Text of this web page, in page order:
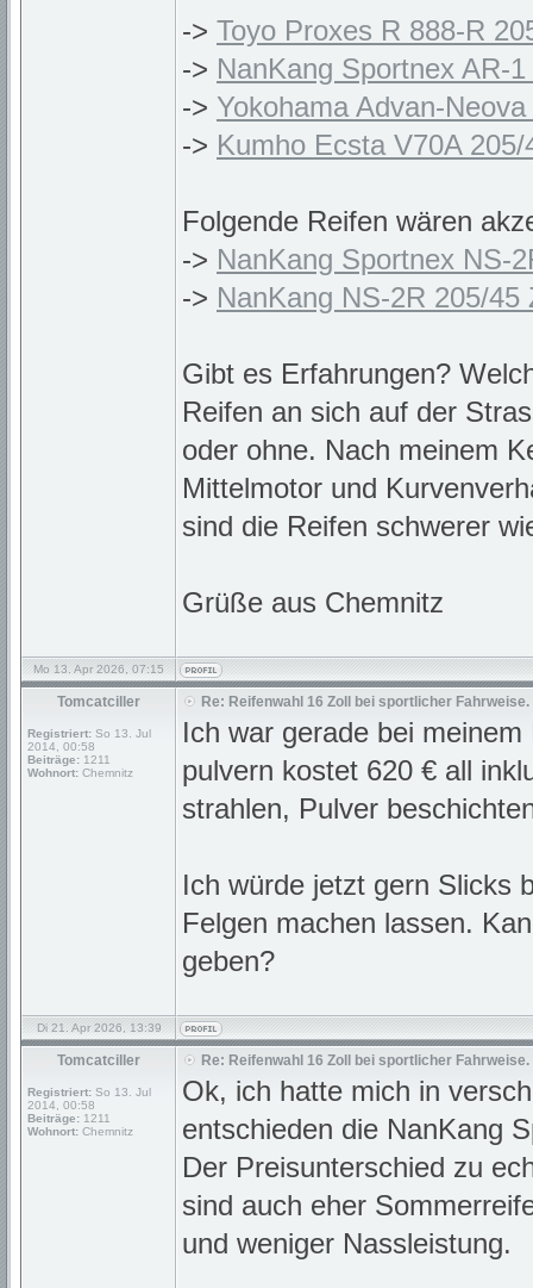
-> Toyo Proxes R 888-R
-> NanKang Sportnex AR-
-> Yokohama Advan-
-> Kumho Ecsta V70A
Folgende Reifen wären
-> NanKang Sportnex NS-
-> NanKang NS-2R 205/
Gibt es Erfahrungen?
Reifen an sich auf der
oder ohne. Nach meinem
Mittelmotor und
sind die Reifen schwerer
Grüße aus Chemnitz
Mo 13. Apr 2026, 07:15
Tomcatciller
Registriert: So 13. Jul
2014, 00:58
Beiträge: 1211
Wohnort: Chemnitz
Re: Reifenwahl 16 Zoll bei sportlicher Fahrweise.
Ich war gerade bei
pulvern kostet 620 € all
strahlen, Pulver
Ich würde jetzt gern Slicks
Felgen machen lassen.
geben?
Di 21. Apr 2026, 13:39
Tomcatciller
Registriert: So 13. Jul
2014, 00:58
Beiträge: 1211
Wohnort: Chemnitz
Re: Reifenwahl 16 Zoll bei sportlicher Fahrweise.
Ok, ich hatte mich in
entschieden die NanKang
Der Preisunterschied zu
sind auch eher
und weniger Nassleistung.